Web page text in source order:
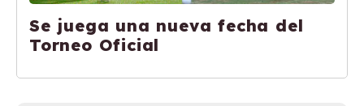
Se juega una nueva fecha del
Torneo Oficial